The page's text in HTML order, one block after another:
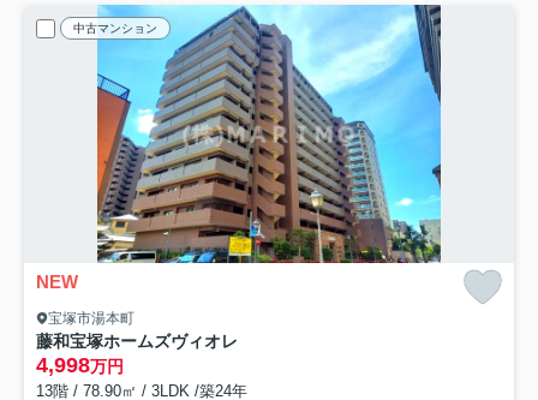
中古マンション
NEW
宝塚市湯本町
藤和宝塚ホームズヴィオレ
4,998万円
13階 / 78.90㎡ / 3LDK /築24年